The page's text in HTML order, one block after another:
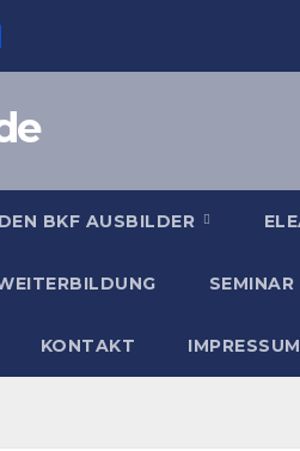
BKF AUSBILDER
KONTAKT IMPRESSUM